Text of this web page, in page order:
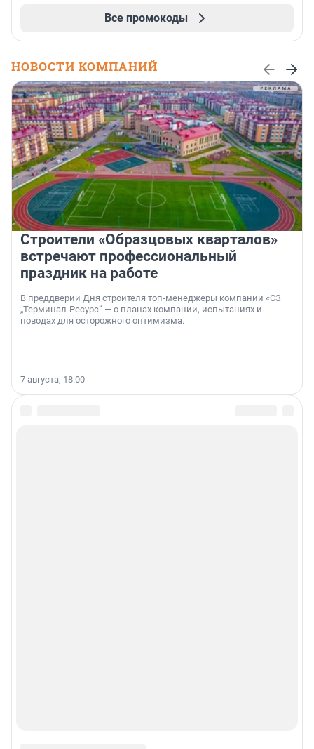
Все промокоды
НОВОСТИ КОМПАНИЙ
Строители «Образцовых кварталов»
встречают профессиональный
праздник на работе
В преддверии Дня строителя топ-менеджеры компании «СЗ
„Терминал-Ресурс“ — о планах компании, испытаниях и
поводах для осторожного оптимизма.
7 августа, 18:00